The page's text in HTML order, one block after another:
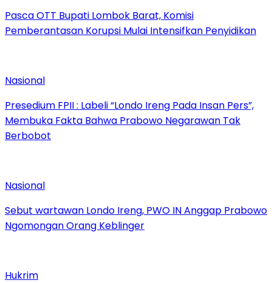
Pasca OTT Bupati Lombok Barat, Komisi
Pemberantasan Korupsi Mulai Intensifkan Penyidikan
Nasional
Presedium FPII : Labeli “Londo Ireng Pada Insan Pers”,
Membuka Fakta Bahwa Prabowo Negarawan Tak
Berbobot
Nasional
Sebut wartawan Londo Ireng, PWO IN Anggap Prabowo
Ngomongan Orang Keblinger
Hukrim